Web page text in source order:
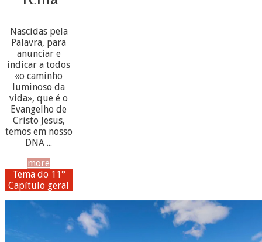
Nascidas pela
Palavra, para
anunciar e
indicar a todos
«o caminho
luminoso da
vida», que é o
Evangelho de
Cristo Jesus,
temos em nosso
DNA ...
more
Tema do 11°
Capítulo geral